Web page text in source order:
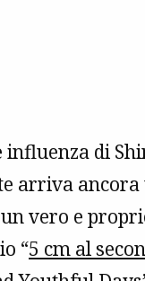
influenza di
arriva
vero e
“5 cm al